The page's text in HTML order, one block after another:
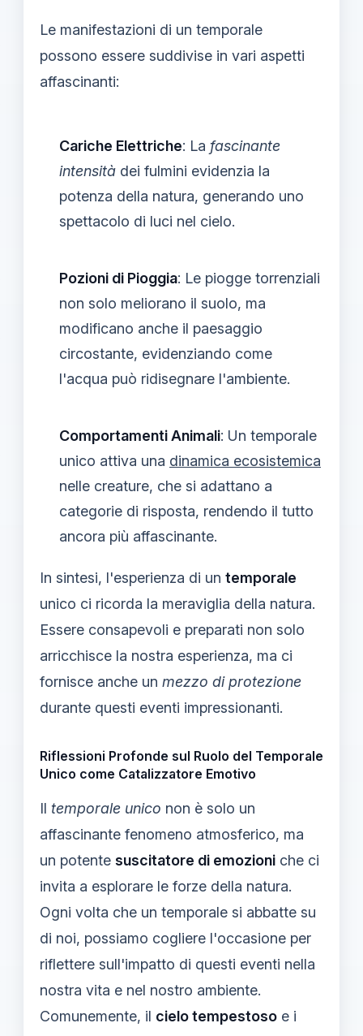
Le manifestazioni di un temporale
possono essere suddivise in vari aspetti
affascinanti:
Cariche Elettriche: La fascinante
intensità dei fulmini evidenzia la
potenza della natura, generando uno
spettacolo di luci nel cielo.
Pozioni di Pioggia: Le piogge torrenziali
non solo meliorano il suolo, ma
modificano anche il paesaggio
circostante, evidenziando come
l'acqua può ridisegnare l'ambiente.
Comportamenti Animali: Un temporale
unico attiva una dinamica ecosistemica
nelle creature, che si adattano a
categorie di risposta, rendendo il tutto
ancora più affascinante.
In sintesi, l'esperienza di un temporale
unico ci ricorda la meraviglia della natura.
Essere consapevoli e preparati non solo
arricchisce la nostra esperienza, ma ci
fornisce anche un mezzo di protezione
durante questi eventi impressionanti.
Riflessioni Profonde sul Ruolo del Temporale
Unico come Catalizzatore Emotivo
Il temporale unico non è solo un
affascinante fenomeno atmosferico, ma
un potente suscitatore di emozioni che ci
invita a esplorare le forze della natura.
Ogni volta che un temporale si abbatte su
di noi, possiamo cogliere l'occasione per
riflettere sull'impatto di questi eventi nella
nostra vita e nel nostro ambiente.
Comunemente, il cielo tempestoso e i